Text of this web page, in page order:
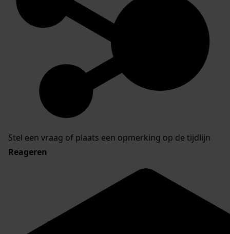
Stel een vraag of plaats een opmerking op de tijdlijn
Reageren